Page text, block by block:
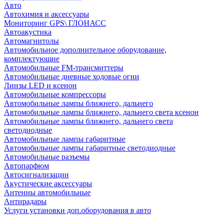
Авто
Автохимия и аксессуары
Мониторинг GPS\ ГЛОНАСС
Автоакустика
Автомагнитолы
Автомобильное дополнительное оборудование,
комплектующие
Автомобильные FM-трансмиттеры
Автомобильные дневные ходовые огни
Линзы LED и ксенон
Автомобильные компрессоры
Автомобильные лампы ближнего, дальнего
Автомобильные лампы ближнего, дальнего света ксенон
Автомобильные лампы ближнего, дальнего света
светодиодные
Автомобильные лампы габаритные
Автомобильные лампы габаритные светодиодные
Автомобильные разъемы
Автопарфюм
Автосигнализации
Акустические аксессуары
Антенны автомобильные
Антирадары
Услуги установки доп.оборудования в авто